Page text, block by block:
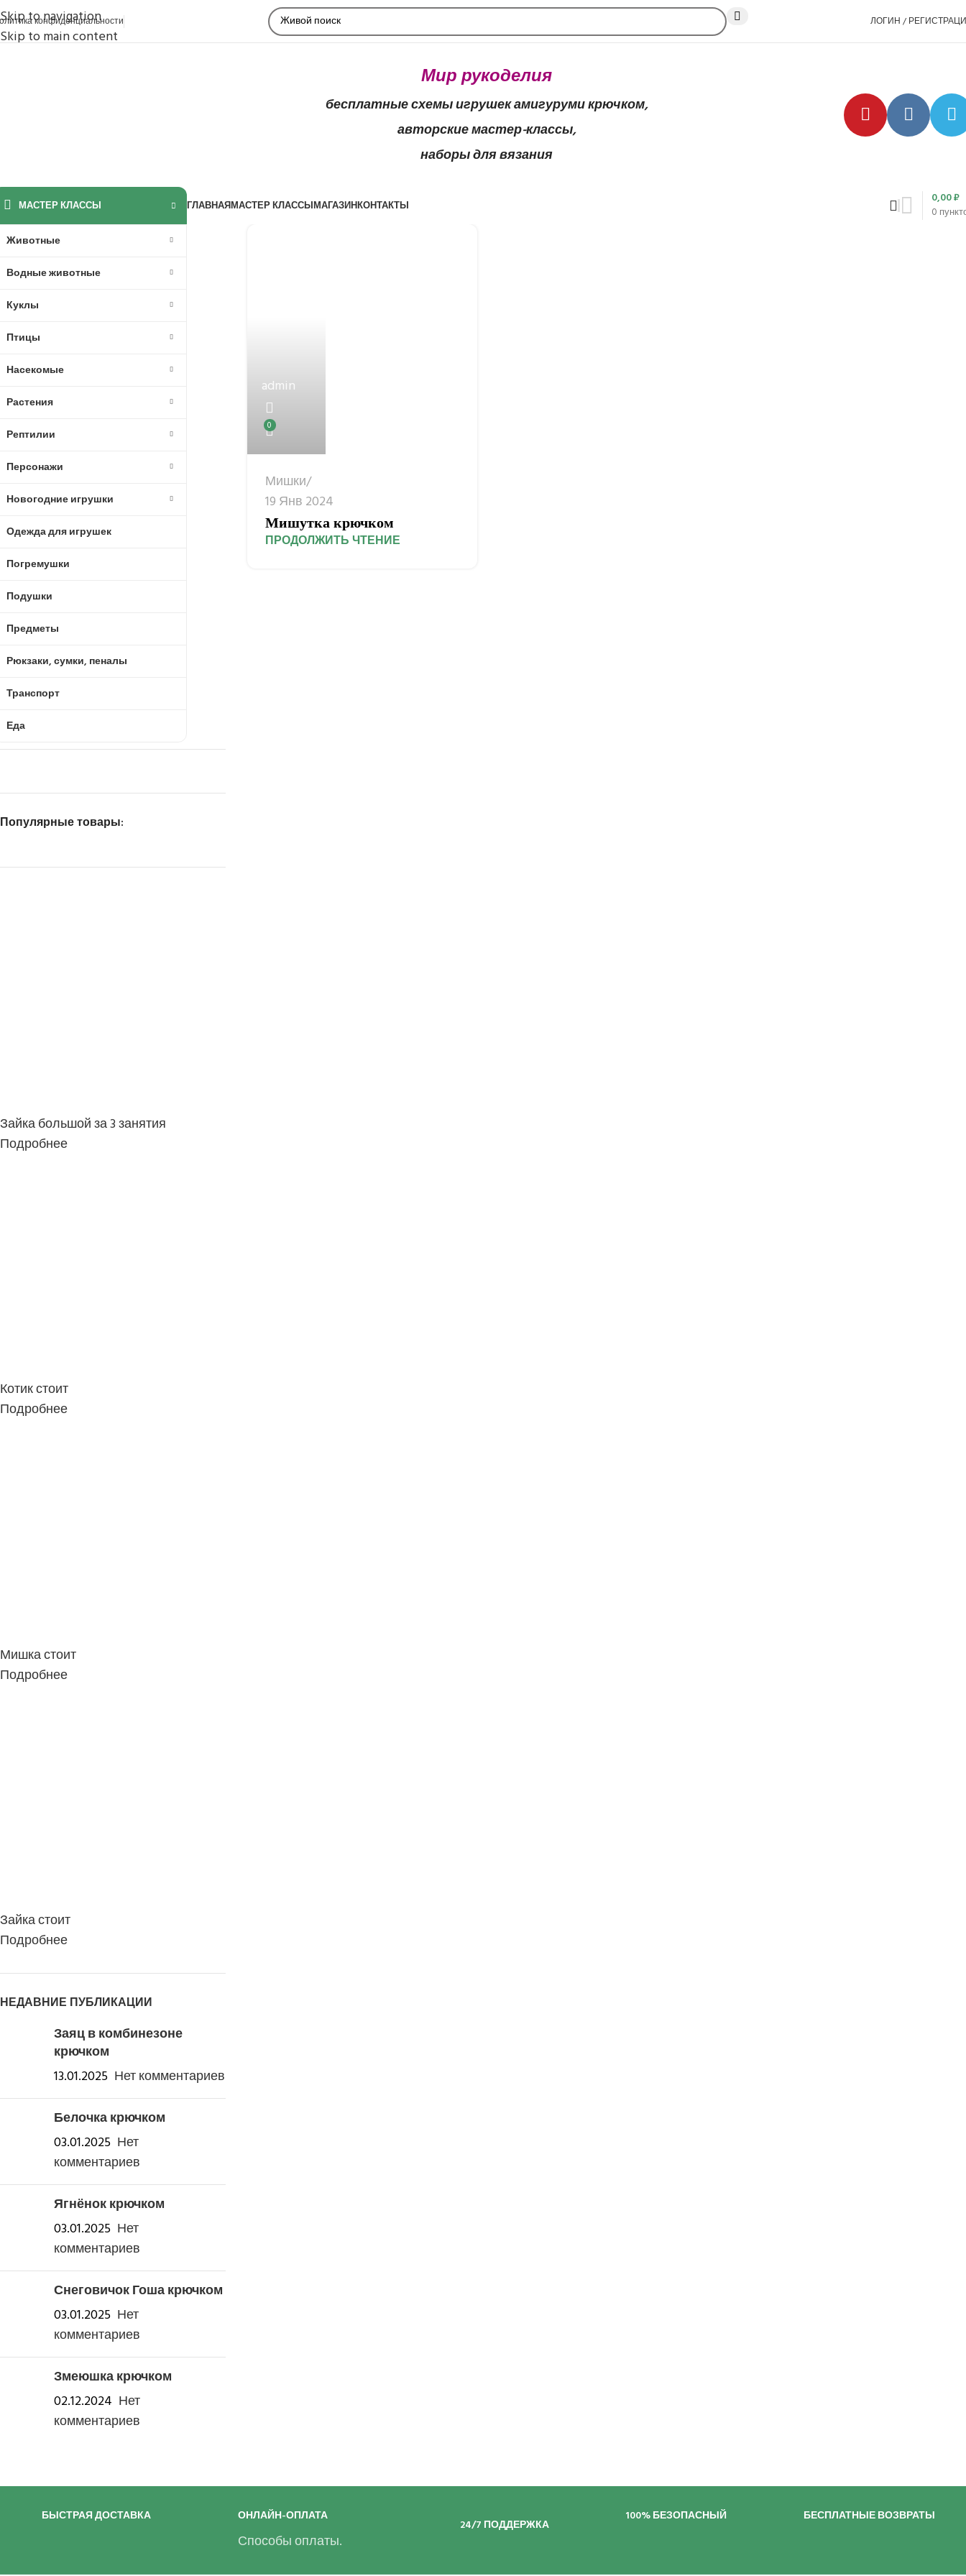
Skip to navigation
Skip to main content
конфиденциальности ЛОГИН /
Мир рукоделия
бесплатные схемы игрушек амигуруми крючком,
авторские мастер-классы,
наборы для вязания
МАСТЕР КЛАССЫ
Животные
Водные животные
Куклы
Птицы
Насекомые
Растения
Рептилии
Персонажи
Новогодние игрушки
Одежда для игрушек
Погремушки
Подушки
Предметы
Рюкзаки, сумки, пеналы
Транспорт
Еда
ГЛАВНАЯМАСТЕР КЛАССЫМАГАЗИНКОНТАКТЫ 0
0,00₽
Популярные товары:
Зайка большой за 3 занятия
Подробнее
Котик стоит
Подробнее
Мишка стоит
Подробнее
Зайка стоит
Подробнее
НЕДАВНИЕ ПУБЛИКАЦИИ
Заяц в комбинезоне
крючком
13.01.2025 Нет комментариев
Белочка крючком
03.01.2025 Нет
комментариев
Ягнёнок крючком
03.01.2025 Нет
комментариев
Снеговичок Гоша крючком
03.01.2025 Нет
комментариев
Змеюшка крючком
02.12.2024 Нет
комментариев
admin
0
Мишки
19 Янв 2024
Мишутка крючком
ПРОДОЛЖИТЬ ЧТЕНИЕ
БЫСТРАЯ ДОСТАВКА ОНЛАЙН-ОПЛАТА
Способы оплаты.
24/7 ПОДДЕРЖКА
100% БЕЗОПАСНЫЙ БЕСПЛАТНЫЕ ВОЗВРАТЫ